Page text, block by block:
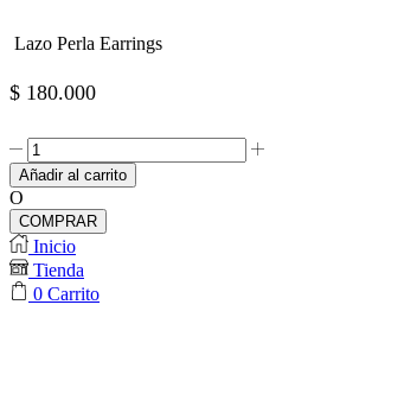
Lazo Perla Earrings
$ 180.000
Lazo
Perla
Earrings
cantidad
Añadir al carrito
O
COMPRAR
Inicio
Tienda
0 Carrito